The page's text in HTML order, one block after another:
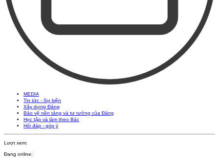
MEDIA
Tin tức - Sự kiện
Xây dựng Đảng
Bảo vệ nền tảng và tư tưởng của Đảng
Học tập và làm theo Bác
Hỏi đáp - góp ý
Lượt xem:
Đang online: